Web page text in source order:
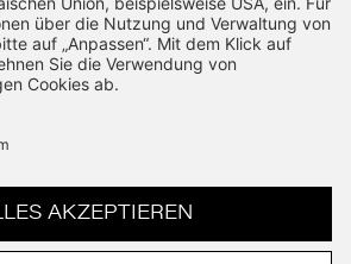
WIDERRUFEN